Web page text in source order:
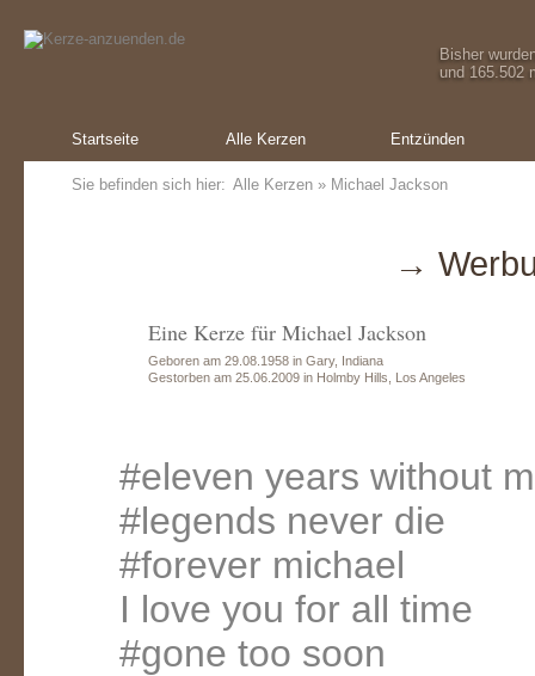
Bisher
und 165.502
Startseite Alle Kerzen Entzünden
Sie befinden sich hier: Alle Kerzen » Michael Jackson
→
Eine Kerze für Michael Jackson
Geboren am 29.08.1958 in Gary, Indiana
Gestorben am 25.06.2009 in Holmby Hills, Los Angeles
#eleven years without
#legends never die
#forever michael
I love you for all time
#gone too soon